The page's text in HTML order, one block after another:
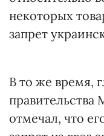
некоторых
запрет
В то же время,
отмечал, что